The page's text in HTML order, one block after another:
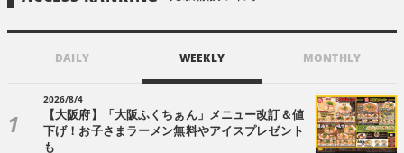
DAILY WEEKLY MONTHLY
2026/8/4
【大阪府】「大阪ふくちぁん」メニュー改訂＆値
下げ！お子さまラーメン無料やアイスプレゼント
も